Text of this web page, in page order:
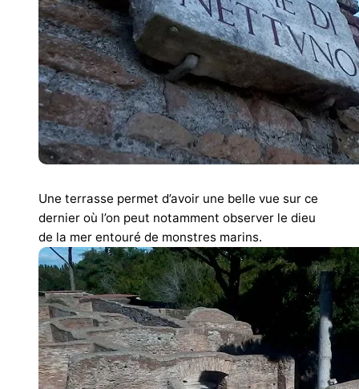
Une terrasse permet d’avoir une belle vue sur ce
dernier où l’on peut notamment observer le dieu
de la mer entouré de monstres marins.